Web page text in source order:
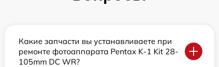
Какие запчасти вы устанавливаете при
ремонте фотоаппарата Pentax K-1 Kit 28-
105mm DC WR?